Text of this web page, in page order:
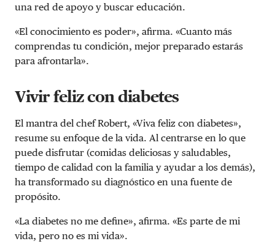
una red de apoyo y buscar educación.
«El conocimiento es poder», afirma. «Cuanto más
comprendas tu condición, mejor preparado estarás
para afrontarla».
Vivir feliz con diabetes
El mantra del chef Robert, «Viva feliz con diabetes»,
resume su enfoque de la vida. Al centrarse en lo que
puede disfrutar (comidas deliciosas y saludables,
tiempo de calidad con la familia y ayudar a los demás),
ha transformado su diagnóstico en una fuente de
propósito.
«La diabetes no me define», afirma. «Es parte de mi
vida, pero no es mi vida».